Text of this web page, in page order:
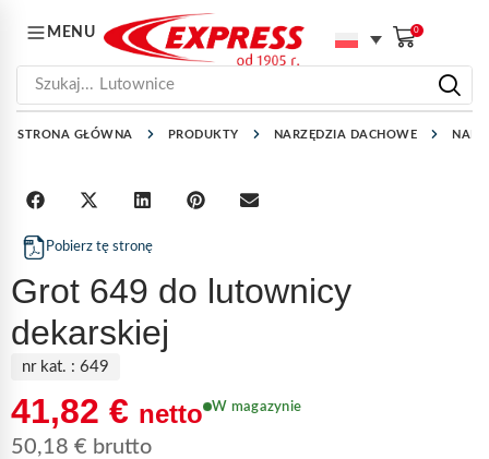
MENU 0
Szukaj... Lutownice
STRONA GŁÓWNA PRODUKTY NARZĘDZIA DACHOWE
Pobierz tę stronę
Grot 649 do lutownicy
dekarskiej
nr kat. : 649
41,82 € netto
50,18 € brutto
W magazynie